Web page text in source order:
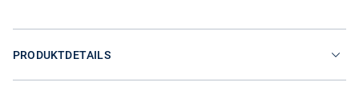
PRODUKTDETAILS